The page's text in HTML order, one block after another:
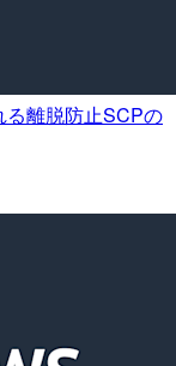
る離脱防止SCPの